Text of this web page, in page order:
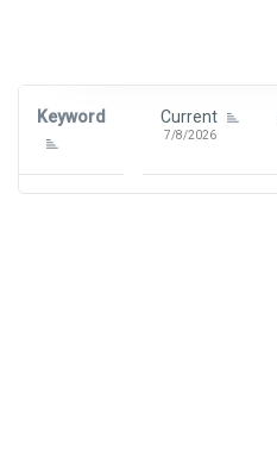
Keyword Current
7/8/2026